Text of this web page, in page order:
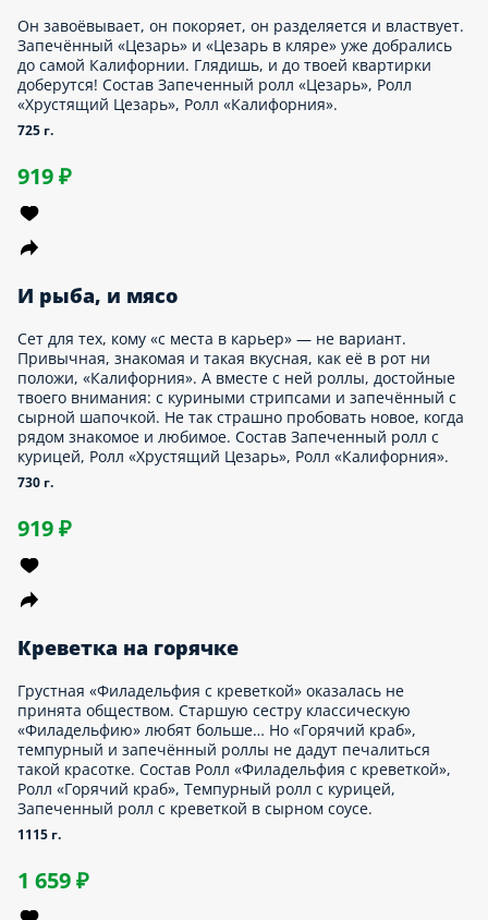
ролл с креветкой, Ролл с беконом, Ролл «Филадельфия с
креветкой», Ролл «Калифорния».
985 г.
1 569 ₽
гибридом двух идеальных роллов. Их усилия наконец
принесли плоды, но… «Филадельфия» отрастила внутри себя
креветку и вместе с «Калифорнией» сбежала! У парочки два
уничтожьте. Мы не знаем, насколько он вкусен. Состав Маки
Ролл «Калифорния».
725 г.
1 189 ₽
Роллманс
пробегает что-то любопытное. Первое неловкое касание в
тишине, вы всё ближе и ближе… Во рту настоящее
блаженство вкуса, а в сердце — покой и наслаждение. Ты +
сет = лучшее свидание. Состав Ролл «Филадельфия с
креветкой», Запеченный ролл «Исиномаки».
809 ₽
Холлидей
Каждый день — праздник, если очень хочется. День божьих
коровок, День НЛО или вообще Тыквенный спас. Глянь на
календарь и проверь, в честь чего сегодня заказать себе
праздничный сет с шестью видами роллов. Сначала маки,
потом классика, а самые вкусные запечённые — напоследок.
«Нежная креветка», Запеченный ролл «Исиномаки», Ролл со
снежным крабом, Маки с авокадо.